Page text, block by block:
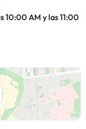
10:00 AM y las 11:00